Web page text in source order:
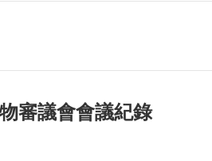
審議會會議紀錄